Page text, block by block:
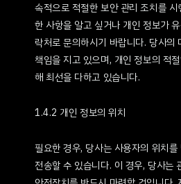
속적으로 적절한 보안 관리 조치를
한 사항을 알고 싶거나 개인 정보가
락처로 문의하시기 바랍니다. 당사의
책임을 지고 있으며, 개인 정보의 적
해 최선을 다하고 있습니다.
1.4.2 개인 정보의 위치
필요한 경우, 당사는 사용자의 위치
전송할 수 있습니다. 이 경우, 당사는